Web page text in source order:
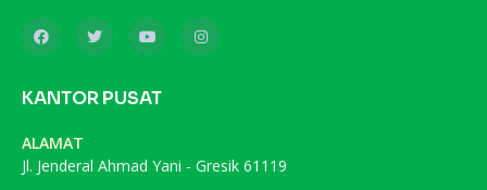
KANTOR PUSAT
ALAMAT
Jl. Jenderal Ahmad Yani - Gresik 61119